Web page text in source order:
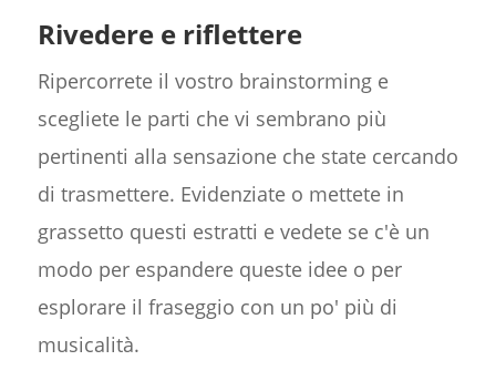
Rivedere e riflettere
Ripercorrete il vostro brainstorming e
scegliete le parti che vi sembrano più
pertinenti alla sensazione che state cercando
di trasmettere. Evidenziate o mettete in
grassetto questi estratti e vedete se c'è un
modo per espandere queste idee o per
esplorare il fraseggio con un po' più di
musicalità.